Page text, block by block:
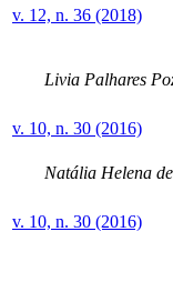
v. 12, n. 36 (2018)
Livia Palhares
v. 10, n. 30 (2016)
Natália Helena
v. 10, n. 30 (2016)